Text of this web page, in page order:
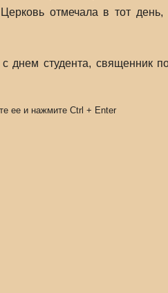
отмечала в тот
днем студента, священник
ее и нажмите Ctrl + Enter